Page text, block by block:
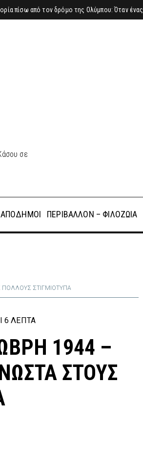
σε
ΑΠΌΔΗΜΟΙ ΠΕΡΙΒΆΛΛΟΝ – ΦΙΛΟΖΩΊΑ
ΠΟΛΛΟΥΣ ΣΤΙΓΜΙΟΤΥΠΑ
6 ΛΕΠΤΆ
1944 –
ΣΤΟΥΣ